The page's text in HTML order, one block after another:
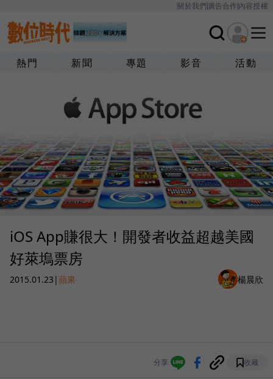
關於我們廣告合作內容授權
熱門 新聞 專題 影音 活動
iOS App賺很大！開發者收益超越美國
好萊塢票房
2015.01.23 |蘋果 楊晨欣
分享 收藏